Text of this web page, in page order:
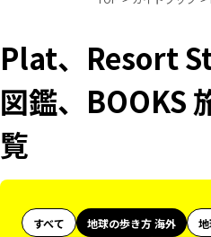
Plat、Resort
図鑑、BOOKS
覧
すべて 地球の歩き方 海外